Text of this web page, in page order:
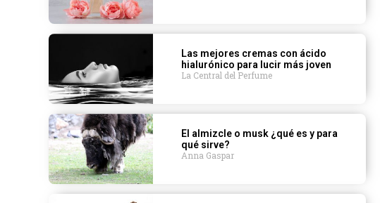
Las mejores cremas con ácido
hialurónico para lucir más joven
La Central del Perfume
El almizcle o musk ¿qué es y para
qué sirve?
Anna Gaspar